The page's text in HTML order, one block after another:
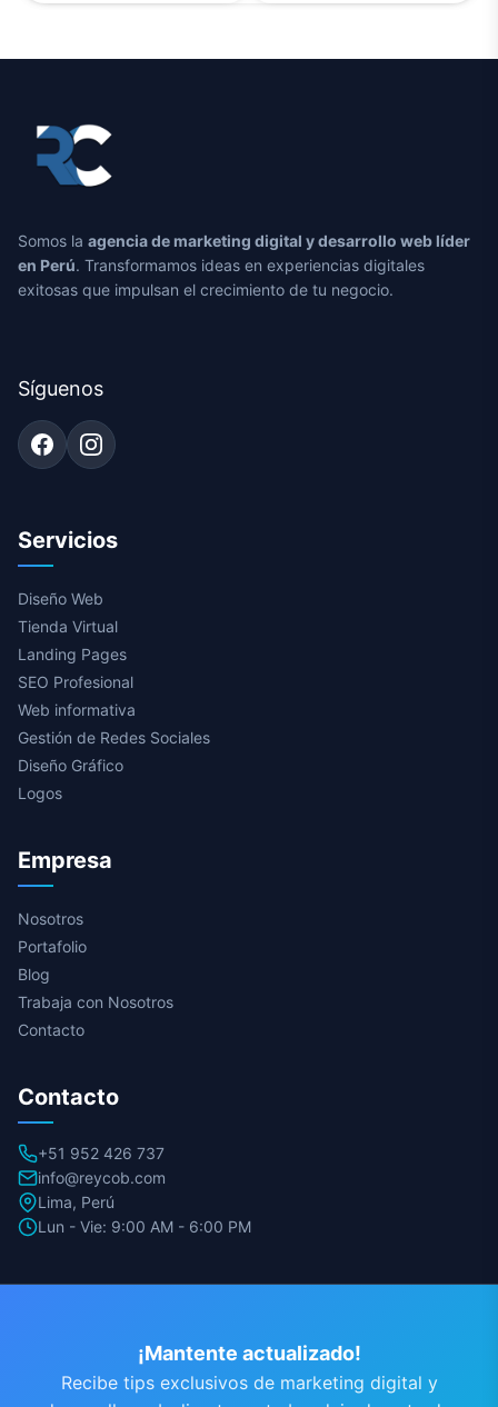
Somos la agencia de marketing digital y desarrollo web líder
en Perú. Transformamos ideas en experiencias digitales
exitosas que impulsan el crecimiento de tu negocio.
Síguenos
Servicios
Diseño Web
Tienda Virtual
Landing Pages
SEO Profesional
Web informativa
Gestión de Redes Sociales
Diseño Gráfico
Logos
Empresa
Nosotros
Portafolio
Blog
Trabaja con Nosotros
Contacto
Contacto
+51 952 426 737
info@reycob.com
Lima, Perú
Lun - Vie: 9:00 AM - 6:00 PM
¡Mantente actualizado!
Recibe tips exclusivos de marketing digital y